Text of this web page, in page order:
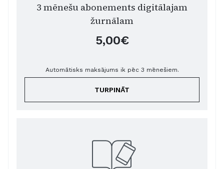
3 mēnešu abonements digitālajam
žurnālam
5,00€
Automātisks maksājums ik pēc 3 mēnešiem.
TURPINĀT